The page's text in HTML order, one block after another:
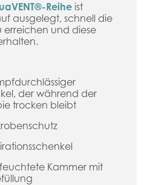
Reiheist
ausgelegt, schnell die
erreichen und diese
der während der
trocken bleibt
Kammer mit